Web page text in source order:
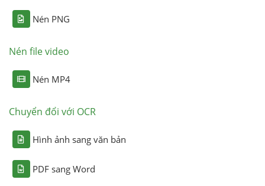
Nén PNG
Nén file video
Nén MP4
Chuyển đổi với OCR
Hình ảnh sang văn bản
PDF sang Word